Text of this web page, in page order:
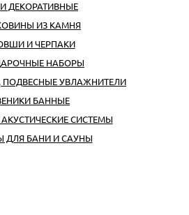
ДЕКОРАТИВНЫЕ
ИЗ КАМНЯ
И ЧЕРПАКИ
НАБОРЫ
УВЛАЖНИТЕЛИ
БАННЫЕ
СИСТЕМЫ
ДЛЯ БАНИ И САУНЫ